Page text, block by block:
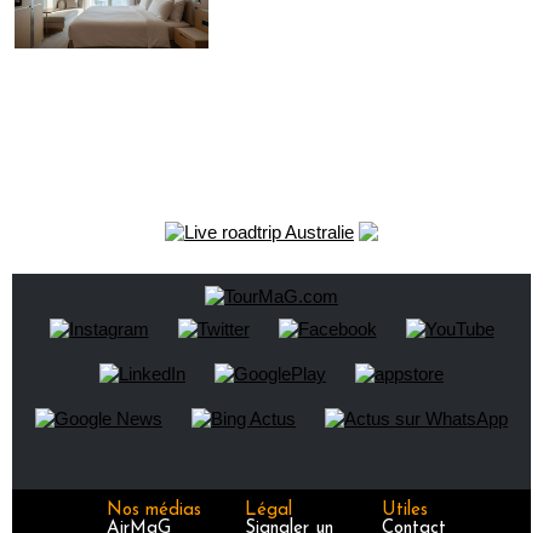
Nos médias
AirMaG
Légal
Signaler un
Utiles
Contact